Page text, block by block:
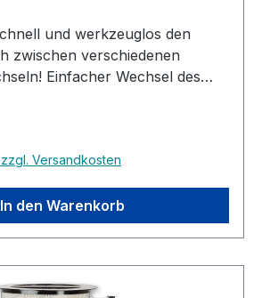
und werkzeuglos den
zwischen verschiedenen
des
magnetischen
auf 63
können sollte ebenfalls die
(Artikelnummer 111842 oder
Versandkosten
In den Warenkorb